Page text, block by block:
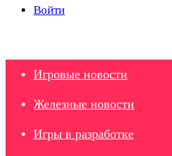
Войти
Игровые новости
Железные новости
Игры в разработке